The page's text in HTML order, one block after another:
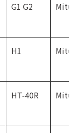
G1 G2
H1
HT-40R